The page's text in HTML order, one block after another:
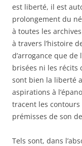
est liberté, il est
prolongement du
à toutes les
à travers l’histoire
d’arrogance que
brisées ni les récits
sont bien la liberté
aspirations à
tracent les
prémisses de son
Tels sont, dans